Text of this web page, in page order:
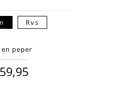
Rvs
peper
59,95